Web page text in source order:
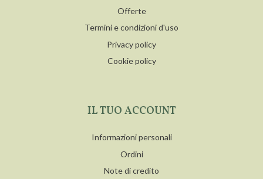
Offerte
Termini e condizioni d'uso
Privacy policy
Cookie policy
IL TUO ACCOUNT
Informazioni personali
Ordini
Note di credito